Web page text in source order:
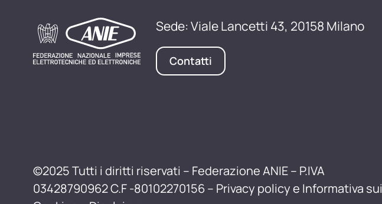
Sede: Viale Lancetti 43, 20158 Milano
Contatti
©2025 Tutti i diritti riservati – Federazione ANIE – P.IVA
03428790962 C.F -80102270156 – Privacy policy e Informativa sui